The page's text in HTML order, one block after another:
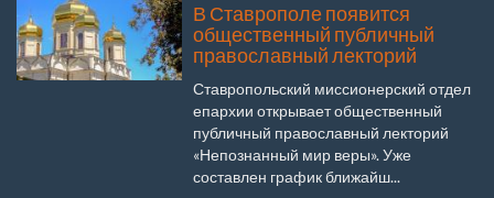
В Ставрополе появится
общественный публичный
православный лекторий
Ставропольский миссионерский отдел
епархии открывает общественный
публичный православный лекторий
«Непознанный мир веры». Уже
составлен график ближайш...